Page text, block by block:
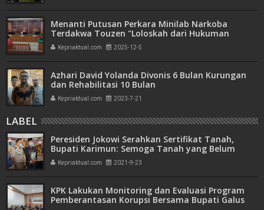
Menanti Putusan Perkara Minilab Narkoba
Terdakwa Touzen "Loloskah dari Hukuman
Seumur Hidup atau Mati"
Kepriaktual.com 2025-12-5
Azhari David Yolanda Divonis 6 Bulan Kurungan
dan Rehabilitasi 10 Bulan
Kepriaktual.com 2023-7-21
LABEL
Peresiden Jokowi Serahkan Sertifikat Tanah,
Bupati Karimun: Semoga Tanah yang Belum
Secepatnya Terealisasi
Kepriaktual.com 2021-9-23
KPK Lakukan Monitoring dan Evaluasi Program
Pemberantasan Korupsi Bersama Bupati Galus